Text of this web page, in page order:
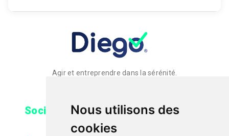
Nous utilisons des
cookies
Agir et entreprendre dans la sérénité.
Société